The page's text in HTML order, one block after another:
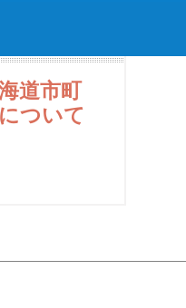
道市町
ついて